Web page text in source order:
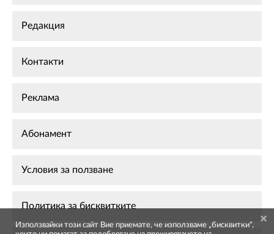
Редакция
Контакти
Реклама
Абонамент
Условия за ползване
Политика за бисквитките
Използвайки този сайт Вие приемате, че използваме „бисквитки",